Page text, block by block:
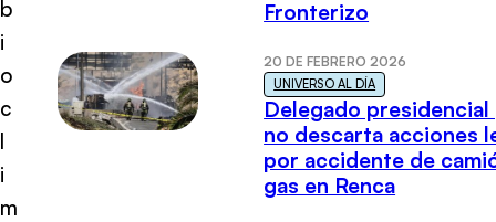
b
i
o
c
l
i
m
Fronterizo
20 DE FEBRERO 2026
UNIVERSO AL DÍA
Delegado presidencial
no descarta acciones
por accidente de
gas en Renca